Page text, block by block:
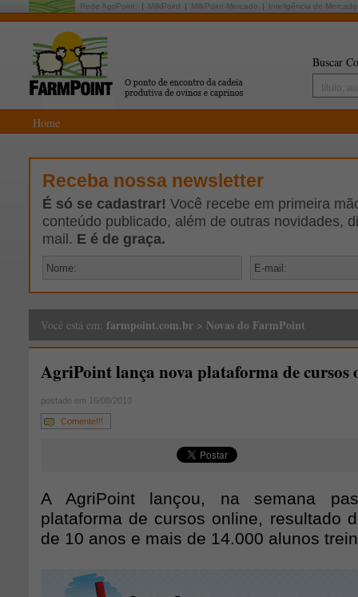
Rede AgriPoint: MilkPoint MilkPoint Mercado Inteligência de Mercado
Buscar
Home
Receba nossa newsletter
É só se cadastrar! Você recebe em primeira
conteúdo publicado, além de outras novidades,
mail. E é de graça.
Você está em: farmpoint.com.br > Novas do FarmPoint
AgriPoint lança nova plataforma de cursos
postado em 16/08/2010
Comente!!!
A AgriPoint lançou, na semana
plataforma de cursos online, resultado
de 10 anos e mais de 14.000 alunos